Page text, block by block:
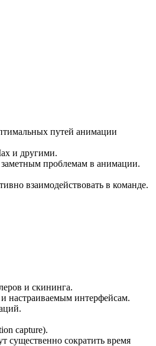
путей анимации
и другими.
проблемам в анимации.
взаимодействовать в команде.
и скининга.
настраиваемым интерфейсам.
capture).
существенно сократить время